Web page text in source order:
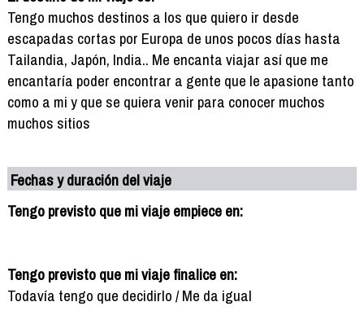
Tengo muchos destinos a los que quiero ir desde
escapadas cortas por Europa de unos pocos días hasta
Tailandia, Japón, India.. Me encanta viajar así que me
encantaría poder encontrar a gente que le apasione tanto
como a mi y que se quiera venir para conocer muchos
muchos sitios
Fechas y duración del viaje
Tengo previsto que mi viaje empiece en:
Tengo previsto que mi viaje finalice en:
Todavía tengo que decidirlo / Me da igual